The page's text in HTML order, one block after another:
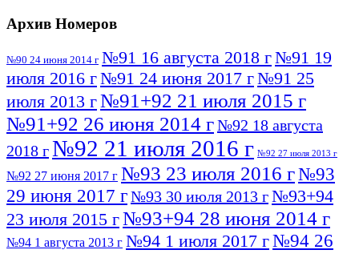
Архив Номеров
№90 24 июня 2014 г №91 16 августа 2018 г№91 19
июля 2016 г№91 24 июня 2017 г№91 25
июля 2013 г№91+92 21 июля 2015 г
№91+92 26 июня 2014 г№92 18 августа
2018 г№92 21 июля 2016 г №92 27 июля 2013 г
№92 27 июня 2017 г №93 23 июля 2016 г№93
29 июня 2017 г№93 30 июля 2013 г№93+94
23 июля 2015 г№93+94 28 июня 2014 г
№94 1 августа 2013 г №94 1 июля 2017 г№94 26